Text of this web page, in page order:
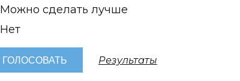
Можно сделать лучше
Нет
Результаты